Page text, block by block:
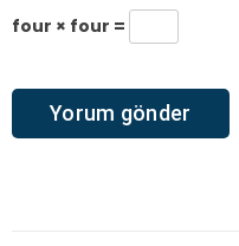
four × four =